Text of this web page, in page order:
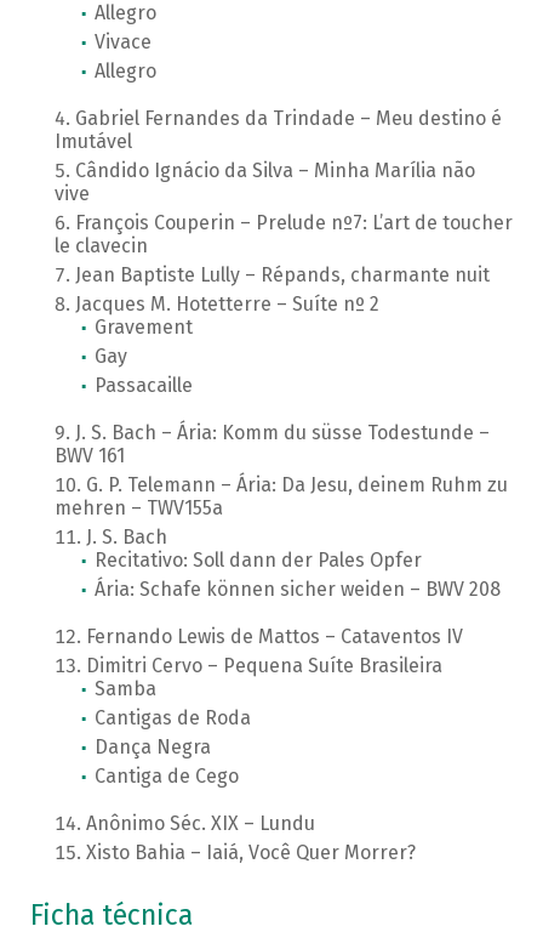
Allegro
Vivace
Allegro
Gabriel Fernandes da Trindade – Meu destino é
Imutável
Cândido Ignácio da Silva – Minha Marília não
vive
François Couperin – Prelude nº7: L’art de toucher
le clavecin
Jean Baptiste Lully – Répands, charmante nuit
Jacques M. Hotetterre – Suíte nº 2
Gravement
Gay
Passacaille
J. S. Bach – Ária: Komm du süsse Todestunde –
BWV 161
G. P. Telemann – Ária: Da Jesu, deinem Ruhm zu
mehren – TWV155a
J. S. Bach
Recitativo: Soll dann der Pales Opfer
Ária: Schafe können sicher weiden – BWV 208
Fernando Lewis de Mattos – Cataventos IV
Dimitri Cervo – Pequena Suíte Brasileira
Samba
Cantigas de Roda
Dança Negra
Cantiga de Cego
Anônimo Séc. XIX – Lundu
Xisto Bahia – Iaiá, Você Quer Morrer?
Ficha técnica